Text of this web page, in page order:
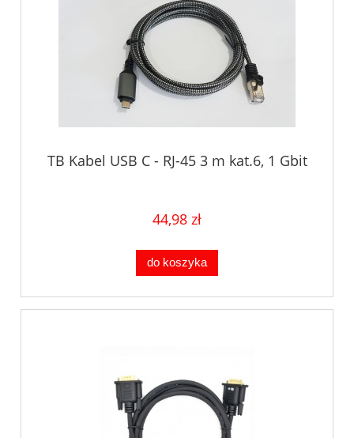
TB Kabel USB C - RJ-45 3 m kat.6, 1 Gbit
44,98 zł
do koszyka